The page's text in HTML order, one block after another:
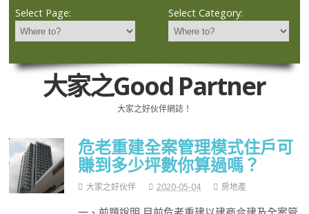
Select Page: Select Category:
大家之Good Partner
大家之好伙伴網誌！
危老重建全案管理模式住戶可
賺到多少坪數你算過嗎？
大家之好伙伴 2020-05-04 房地產